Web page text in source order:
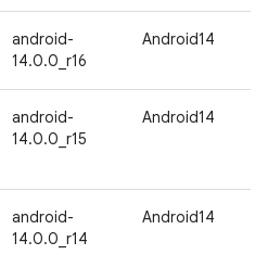
android-
14.0.0_r16
Android14
android-
14.0.0_r15
Android14
android-
14.0.0_r14
Android14